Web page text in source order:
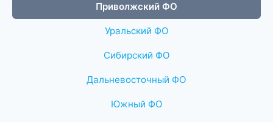
Приволжский ФО
Уральский ФО
Сибирский ФО
Дальневосточный ФО
Южный ФО